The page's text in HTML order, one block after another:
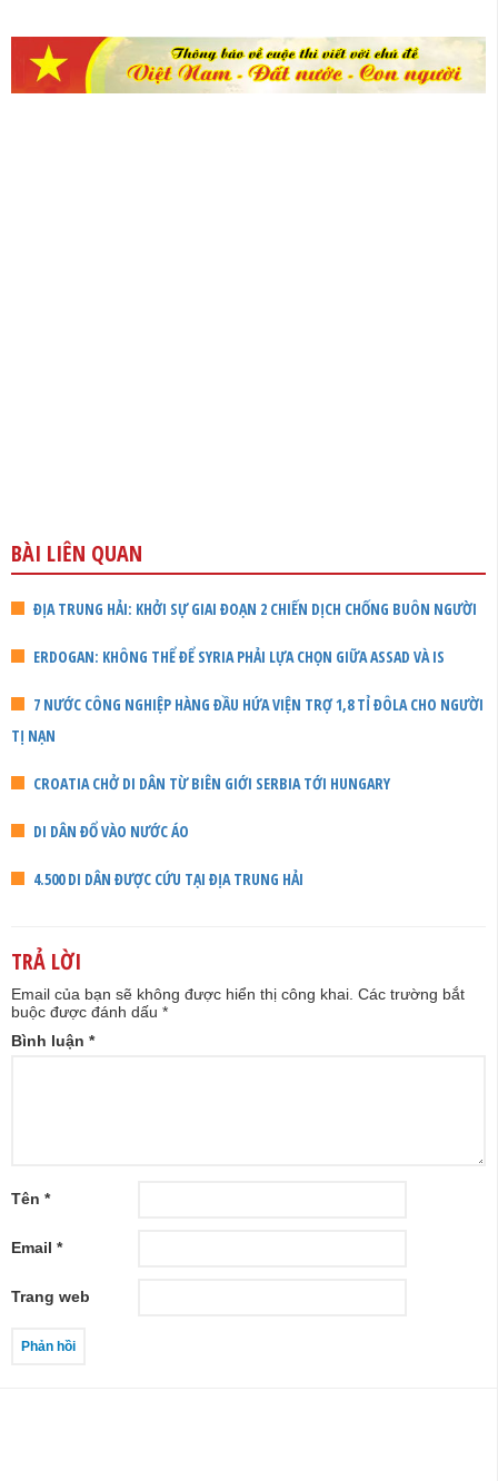
BÀI LIÊN QUAN
ĐỊA TRUNG HẢI: KHỞI SỰ GIAI ĐOẠN 2 CHIẾN DỊCH CHỐNG BUÔN NGƯỜI
ERDOGAN: KHÔNG THỂ ĐỂ SYRIA PHẢI LỰA CHỌN GIỮA ASSAD VÀ IS
7 NƯỚC CÔNG NGHIỆP HÀNG ĐẦU HỨA VIỆN TRỢ 1,8 TỈ ĐÔLA CHO NGƯỜI
TỊ NẠN
CROATIA CHỞ DI DÂN TỪ BIÊN GIỚI SERBIA TỚI HUNGARY
DI DÂN ĐỔ VÀO NƯỚC ÁO
4.500 DI DÂN ĐƯỢC CỨU TẠI ĐỊA TRUNG HẢI
TRẢ LỜI
Email của bạn sẽ không được hiển thị công khai. Các trường bắt
buộc được đánh dấu *
Bình luận *
Tên *
Email *
Trang web